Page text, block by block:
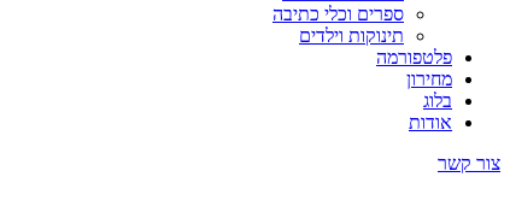
ספרים וכלי כתיבה
תינוקות וילדים
פלטפורמה
מחירון
בלוג
אודות
צור קשר